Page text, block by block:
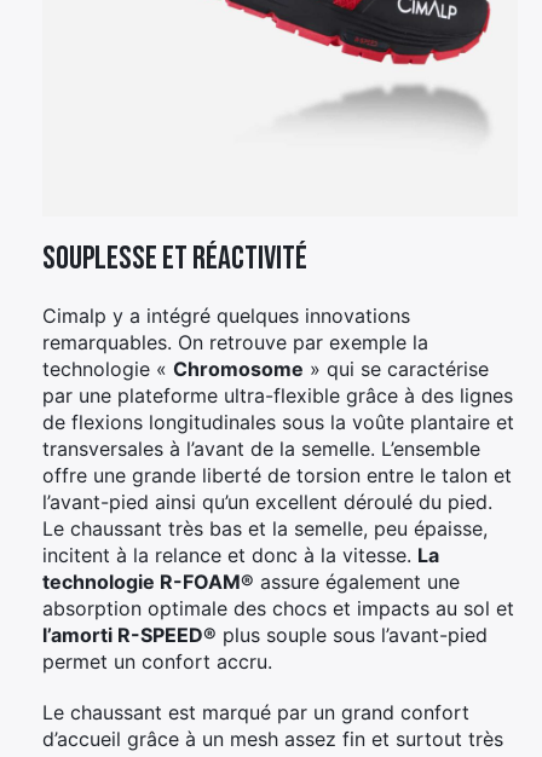
Souplesse et réactivité
Cimalp y a intégré quelques innovations
remarquables. On retrouve par exemple la
technologie « Chromosome » qui se caractérise
par une plateforme ultra-flexible grâce à des lignes
de flexions longitudinales sous la voûte plantaire et
transversales à l’avant de la semelle. L’ensemble
offre une grande liberté de torsion entre le talon et
l’avant-pied ainsi qu’un excellent déroulé du pied.
Le chaussant très bas et la semelle, peu épaisse,
incitent à la relance et donc à la vitesse. La
technologie R-FOAM® assure également une
absorption optimale des chocs et impacts au sol et
l’amorti R-SPEED® plus souple sous l’avant-pied
permet un confort accru.
Le chaussant est marqué par un grand confort
d’accueil grâce à un mesh assez fin et surtout très